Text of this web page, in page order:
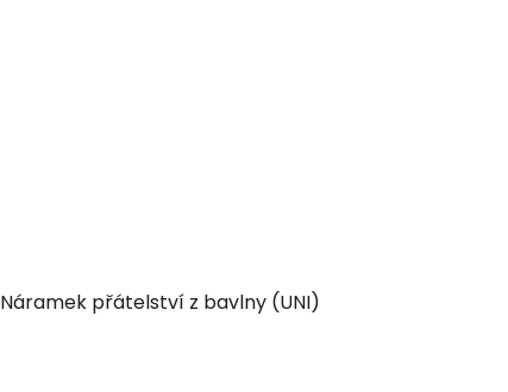
Náramek přátelství z bavlny (UNI)